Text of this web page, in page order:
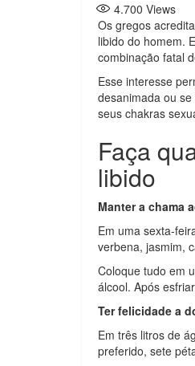
4.700 Views
Os gregos
libido do homem.
combinação fatal
Esse interesse
desanimada ou
seus chakras
Faça
libido
Manter a chama
Em uma sexta-
verbena, jasmim,
Coloque tudo em
álcool. Após
Ter felicidade a
Em três litros de
preferido, sete